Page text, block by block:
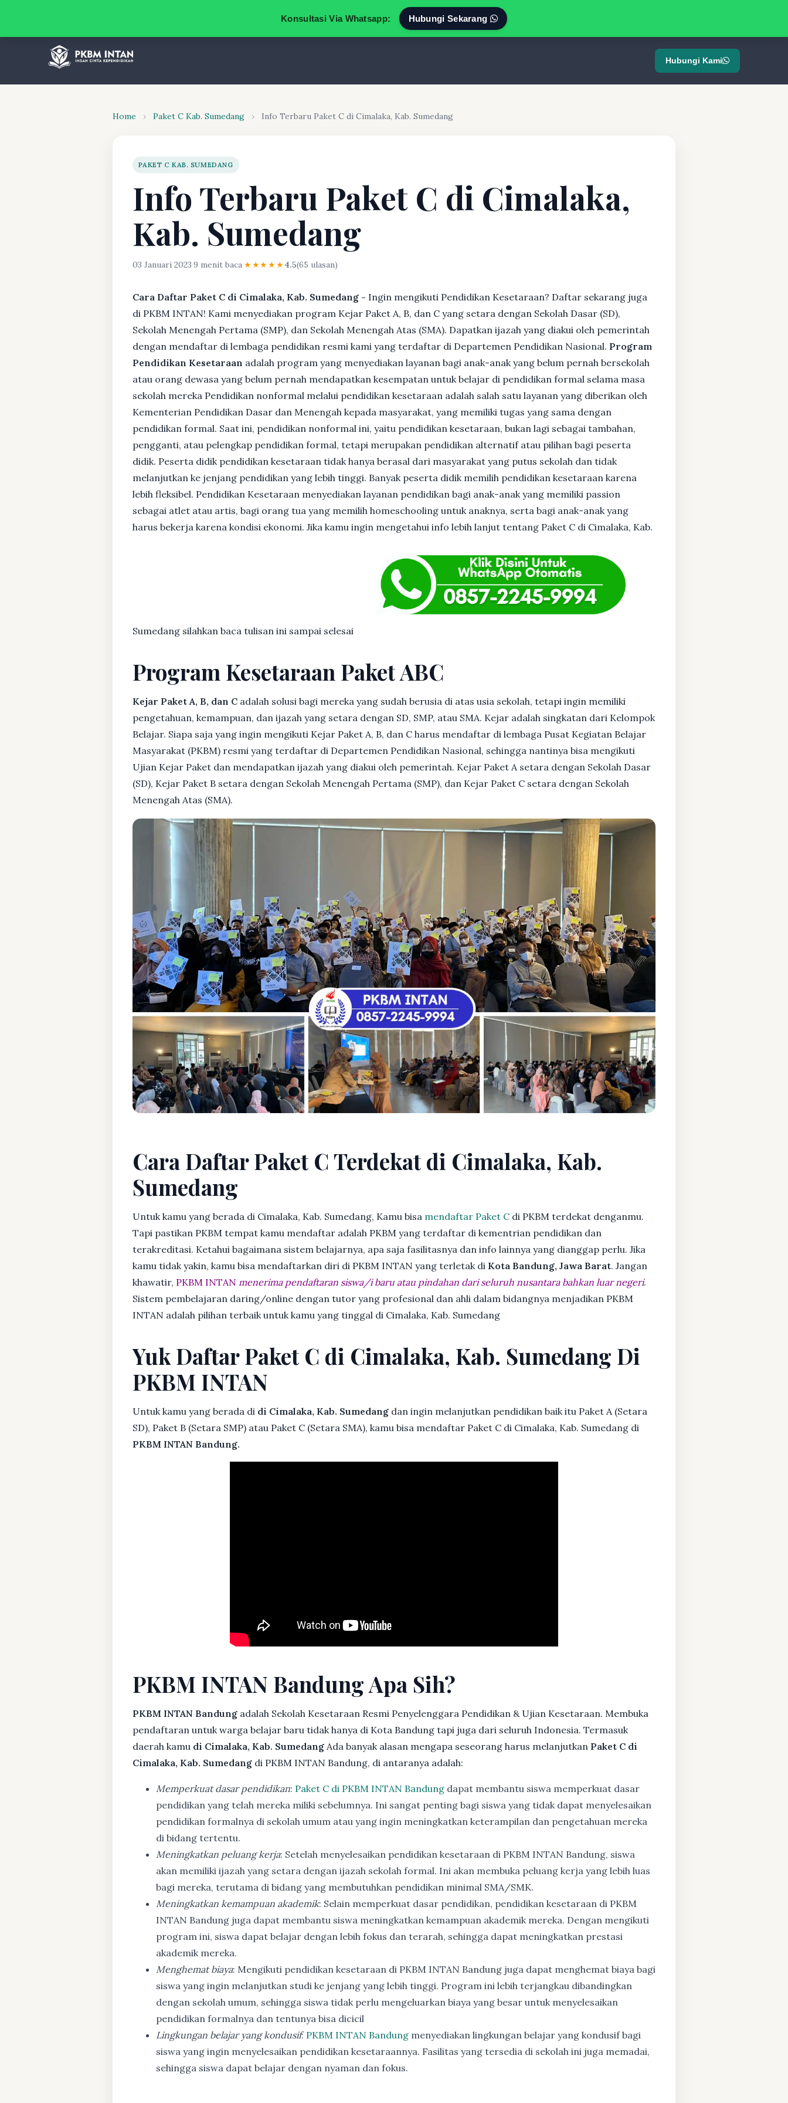
Konsultasi Via Whatsapp: Hubungi Sekarang
Hubungi Kami
Home › Paket C Kab. Sumedang › Info Terbaru Paket C di Cimalaka, Kab. Sumedang
PAKET C KAB. SUMEDANG
Info Terbaru Paket C di Cimalaka,
Kab. Sumedang
03 Januari 2023·9 menit baca·★★★★★4.5(65 ulasan)
Cara Daftar Paket C di Cimalaka, Kab. Sumedang - Ingin mengikuti Pendidikan Kesetaraan? Daftar sekarang juga
di PKBM INTAN! Kami menyediakan program Kejar Paket A, B, dan C yang setara dengan Sekolah Dasar (SD),
Sekolah Menengah Pertama (SMP), dan Sekolah Menengah Atas (SMA). Dapatkan ijazah yang diakui oleh pemerintah
dengan mendaftar di lembaga pendidikan resmi kami yang terdaftar di Departemen Pendidikan Nasional. Program
Pendidikan Kesetaraan adalah program yang menyediakan layanan bagi anak-anak yang belum pernah bersekolah
atau orang dewasa yang belum pernah mendapatkan kesempatan untuk belajar di pendidikan formal selama masa
sekolah mereka Pendidikan nonformal melalui pendidikan kesetaraan adalah salah satu layanan yang diberikan oleh
Kementerian Pendidikan Dasar dan Menengah kepada masyarakat, yang memiliki tugas yang sama dengan
pendidikan formal. Saat ini, pendidikan nonformal ini, yaitu pendidikan kesetaraan, bukan lagi sebagai tambahan,
pengganti, atau pelengkap pendidikan formal, tetapi merupakan pendidikan alternatif atau pilihan bagi peserta
didik. Peserta didik pendidikan kesetaraan tidak hanya berasal dari masyarakat yang putus sekolah dan tidak
melanjutkan ke jenjang pendidikan yang lebih tinggi. Banyak peserta didik memilih pendidikan kesetaraan karena
lebih fleksibel. Pendidikan Kesetaraan menyediakan layanan pendidikan bagi anak-anak yang memiliki passion
sebagai atlet atau artis, bagi orang tua yang memilih homeschooling untuk anaknya, serta bagi anak-anak yang
harus bekerja karena kondisi ekonomi. Jika kamu ingin mengetahui info lebih lanjut tentang Paket C di Cimalaka, Kab.
Sumedang silahkan baca tulisan ini sampai selesai
Program Kesetaraan Paket ABC
Kejar Paket A, B, dan C adalah solusi bagi mereka yang sudah berusia di atas usia sekolah, tetapi ingin memiliki
pengetahuan, kemampuan, dan ijazah yang setara dengan SD, SMP, atau SMA. Kejar adalah singkatan dari Kelompok
Belajar. Siapa saja yang ingin mengikuti Kejar Paket A, B, dan C harus mendaftar di lembaga Pusat Kegiatan Belajar
Masyarakat (PKBM) resmi yang terdaftar di Departemen Pendidikan Nasional, sehingga nantinya bisa mengikuti
Ujian Kejar Paket dan mendapatkan ijazah yang diakui oleh pemerintah. Kejar Paket A setara dengan Sekolah Dasar
(SD), Kejar Paket B setara dengan Sekolah Menengah Pertama (SMP), dan Kejar Paket C setara dengan Sekolah
Menengah Atas (SMA).
Cara Daftar Paket C Terdekat di Cimalaka, Kab.
Sumedang
Untuk kamu yang berada di Cimalaka, Kab. Sumedang, Kamu bisa mendaftar Paket C di PKBM terdekat denganmu.
Tapi pastikan PKBM tempat kamu mendaftar adalah PKBM yang terdaftar di kementrian pendidikan dan
terakreditasi. Ketahui bagaimana sistem belajarnya, apa saja fasilitasnya dan info lainnya yang dianggap perlu. Jika
kamu tidak yakin, kamu bisa mendaftarkan diri di PKBM INTAN yang terletak di Kota Bandung, Jawa Barat. Jangan
khawatir, PKBM INTAN menerima pendaftaran siswa/i baru atau pindahan dari seluruh nusantara bahkan luar negeri.
Sistem pembelajaran daring/online dengan tutor yang profesional dan ahli dalam bidangnya menjadikan PKBM
INTAN adalah pilihan terbaik untuk kamu yang tinggal di Cimalaka, Kab. Sumedang
Yuk Daftar Paket C di Cimalaka, Kab. Sumedang Di
PKBM INTAN
Untuk kamu yang berada di di Cimalaka, Kab. Sumedang dan ingin melanjutkan pendidikan baik itu Paket A (Setara
SD), Paket B (Setara SMP) atau Paket C (Setara SMA), kamu bisa mendaftar Paket C di Cimalaka, Kab. Sumedang di
PKBM INTAN Bandung.
PKBM INTAN Bandung Apa Sih?
PKBM INTAN Bandung adalah Sekolah Kesetaraan Resmi Penyelenggara Pendidikan & Ujian Kesetaraan. Membuka
pendaftaran untuk warga belajar baru tidak hanya di Kota Bandung tapi juga dari seluruh Indonesia. Termasuk
daerah kamu di Cimalaka, Kab. Sumedang Ada banyak alasan mengapa seseorang harus melanjutkan Paket C di
Cimalaka, Kab. Sumedang di PKBM INTAN Bandung, di antaranya adalah:
Memperkuat dasar pendidikan: Paket C di PKBM INTAN Bandung dapat membantu siswa memperkuat dasar
pendidikan yang telah mereka miliki sebelumnya. Ini sangat penting bagi siswa yang tidak dapat menyelesaikan
pendidikan formalnya di sekolah umum atau yang ingin meningkatkan keterampilan dan pengetahuan mereka
di bidang tertentu.
Meningkatkan peluang kerja: Setelah menyelesaikan pendidikan kesetaraan di PKBM INTAN Bandung, siswa
akan memiliki ijazah yang setara dengan ijazah sekolah formal. Ini akan membuka peluang kerja yang lebih luas
bagi mereka, terutama di bidang yang membutuhkan pendidikan minimal SMA/SMK.
Meningkatkan kemampuan akademik: Selain memperkuat dasar pendidikan, pendidikan kesetaraan di PKBM
INTAN Bandung juga dapat membantu siswa meningkatkan kemampuan akademik mereka. Dengan mengikuti
program ini, siswa dapat belajar dengan lebih fokus dan terarah, sehingga dapat meningkatkan prestasi
akademik mereka.
Menghemat biaya: Mengikuti pendidikan kesetaraan di PKBM INTAN Bandung juga dapat menghemat biaya bagi
siswa yang ingin melanjutkan studi ke jenjang yang lebih tinggi. Program ini lebih terjangkau dibandingkan
dengan sekolah umum, sehingga siswa tidak perlu mengeluarkan biaya yang besar untuk menyelesaikan
pendidikan formalnya dan tentunya bisa dicicil
Lingkungan belajar yang kondusif: PKBM INTAN Bandung menyediakan lingkungan belajar yang kondusif bagi
siswa yang ingin menyelesaikan pendidikan kesetaraannya. Fasilitas yang tersedia di sekolah ini juga memadai,
sehingga siswa dapat belajar dengan nyaman dan fokus.